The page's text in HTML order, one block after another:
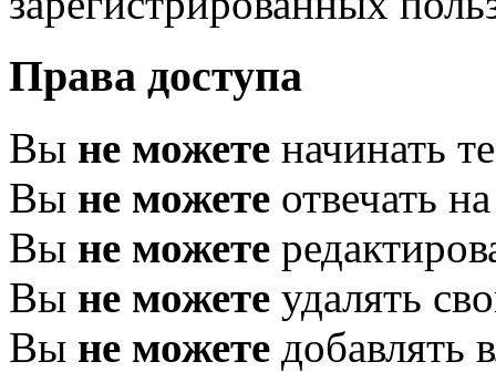
Права доступа
Вы не можете начинать
Вы не можете отвечать
Вы не можете
Вы не можете удалять
Вы не можете добавлять